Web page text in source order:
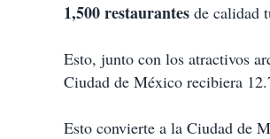
1,500 restaurantes de calidad
Esto, junto con los atractivos
Ciudad de México recibiera
Esto convierte a la Ciudad de